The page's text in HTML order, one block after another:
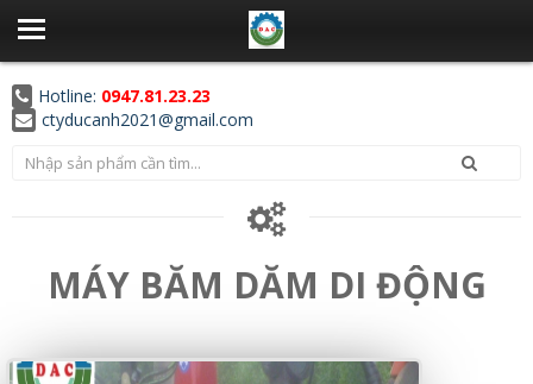
Hotline: 0947.81.23.23
ctyducanh2021@gmail.com
MÁY BĂM DĂM DI ĐỘNG